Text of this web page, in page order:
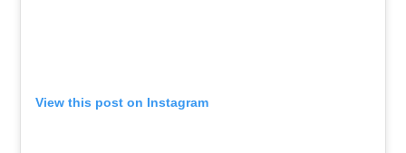
View this post on Instagram